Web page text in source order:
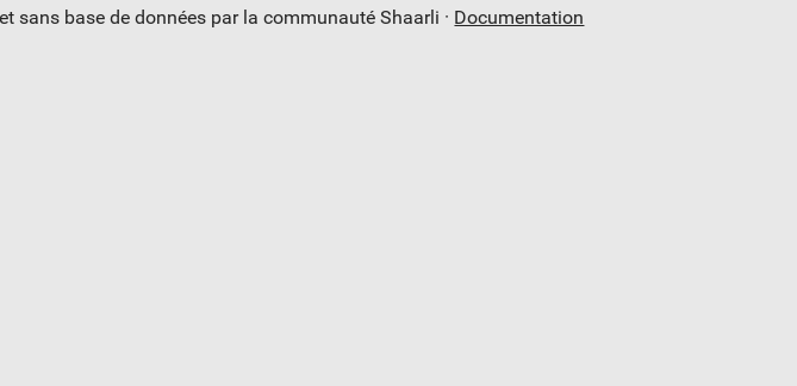
sans base de données par la communauté Shaarli · Documentation